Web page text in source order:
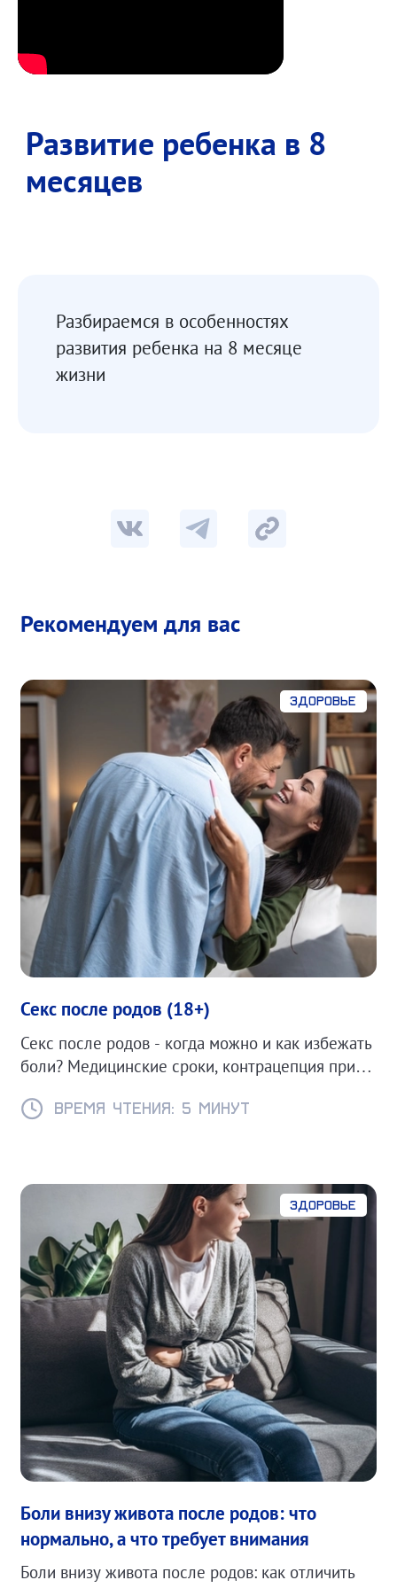
Развитие ребенка в 8
месяцев
Разбираемся в особенностях
развития ребенка на 8 месяце
жизни
Рекомендуем для вас
Здоровье
Секс после родов (18+)
Секс после родов - когда можно и как избежать
боли? Медицинские сроки, контрацепция при
интимной жизни.
Время чтения: 5 минут
Здоровье
Боли внизу живота после родов: что
нормально, а что требует внимания
Боли внизу живота после родов: как отличить